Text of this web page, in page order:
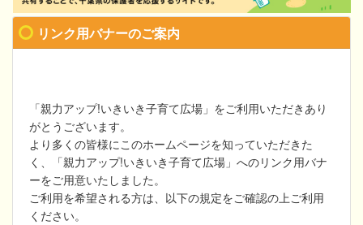
リンク用バナーのご案内
「親力アップ!いきいき子育て広場」をご利用いただきあり
がとうございます。
より多くの皆様にこのホームページを知っていただきた
く、「親力アップ!いきいき子育て広場」へのリンク用バナ
ーをご用意いたしました。
ご利用を希望される方は、以下の規定をご確認の上ご利用
ください。